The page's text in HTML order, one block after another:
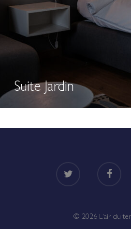
Suite Jardin
facebook
© 2026 L'air du